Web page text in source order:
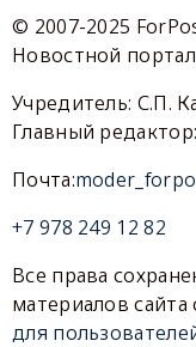
© 2007-2025
Новостной портал
Учредитель: С.П.
Главный
Почта:
+7 978 249 12 82
Все права
материалов сайта
для